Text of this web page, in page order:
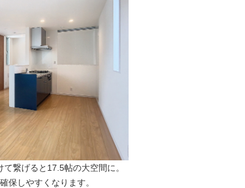
繋げると17.5帖の大空間に。
保しやすくなります。